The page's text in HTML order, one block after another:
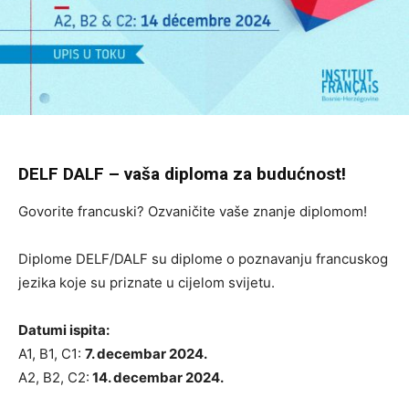
DELF DALF – vaša diploma za budućnost!
Govorite francuski? Ozvaničite vaše znanje diplomom!
Diplome DELF/DALF su diplome o poznavanju francuskog
jezika koje su priznate u cijelom svijetu.
Datumi ispita:
A1, B1, C1: 7. decembar 2024.
A2, B2, C2: 14. decembar 2024.